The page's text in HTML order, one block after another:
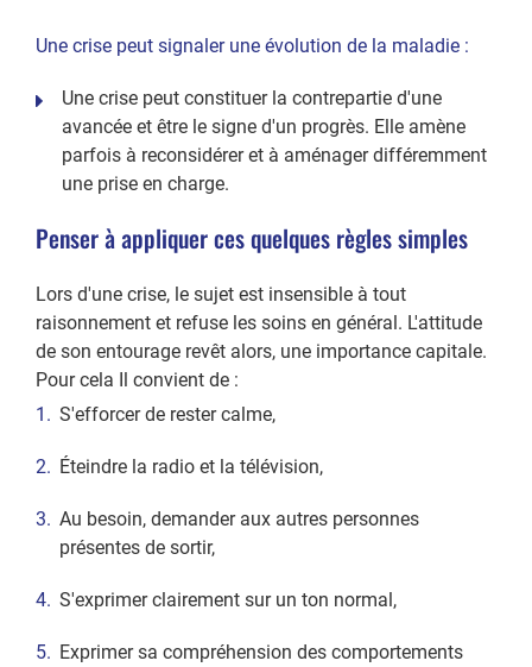
Une crise peut signaler une évolution de la maladie :
Une crise peut constituer la contrepartie d'une
avancée et être le signe d'un progrès. Elle amène
parfois à reconsidérer et à aménager différemment
une prise en charge.
Penser à appliquer ces quelques règles simples
Lors d'une crise, le sujet est insensible à tout
raisonnement et refuse les soins en général. L'attitude
de son entourage revêt alors, une importance capitale.
Pour cela Il convient de :
S'efforcer de rester calme,
Éteindre la radio et la télévision,
Au besoin, demander aux autres personnes
présentes de sortir,
S'exprimer clairement sur un ton normal,
Exprimer sa compréhension des comportements